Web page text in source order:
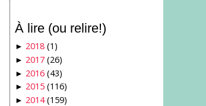
À lire (ou relire!)
► 2018 (1)
► 2017 (26)
► 2016 (43)
► 2015 (116)
► 2014 (159)